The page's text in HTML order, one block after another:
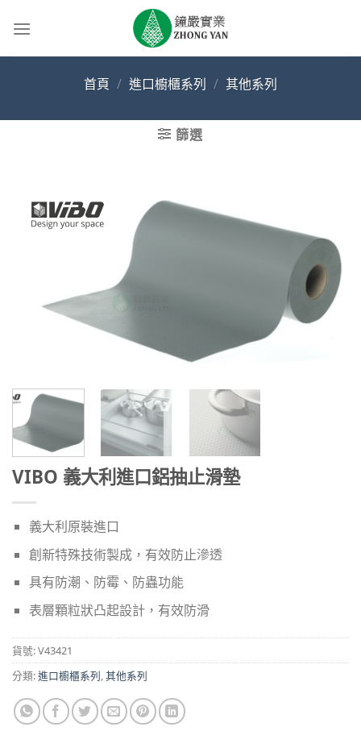
首頁 / 進口櫥櫃系列 / 其他系列
篩選
VIBO 義大利進口鋁抽止滑墊
義大利原裝進口
創新特殊技術製成，有效防止滲透
具有防潮、防霉、防蟲功能
表層顆粒狀凸起設計，有效防滑
貨號:V43421
分類:進口櫥櫃系列,其他系列